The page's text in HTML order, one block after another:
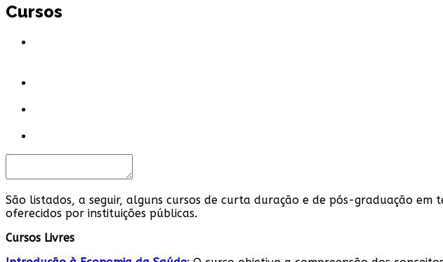
Cursos
São listados, a seguir, alguns cursos de curta duração e de pós-graduação em
oferecidos por instituições públicas.
Cursos Livres